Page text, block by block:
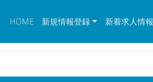
HOME 新規情報登録 新着求人情報